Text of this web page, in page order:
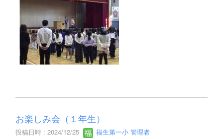
お楽しみ会（１年生）
投稿日時 : 2024/12/25 福生第一小 管理者